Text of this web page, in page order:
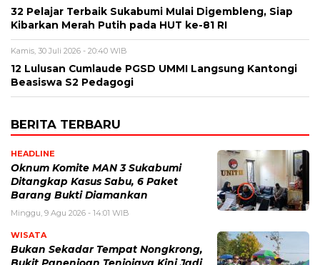
32 Pelajar Terbaik Sukabumi Mulai Digembleng, Siap
Kibarkan Merah Putih pada HUT ke-81 RI
Kamis, 30 Juli 2026 - 20:40 WIB
12 Lulusan Cumlaude PGSD UMMI Langsung Kantongi
Beasiswa S2 Pedagogi
BERITA TERBARU
HEADLINE
Oknum Komite MAN 3 Sukabumi
Ditangkap Kasus Sabu, 6 Paket
Barang Bukti Diamankan
Minggu, 9 Agu 2026 - 14:01 WIB
WISATA
Bukan Sekadar Tempat Nongkrong,